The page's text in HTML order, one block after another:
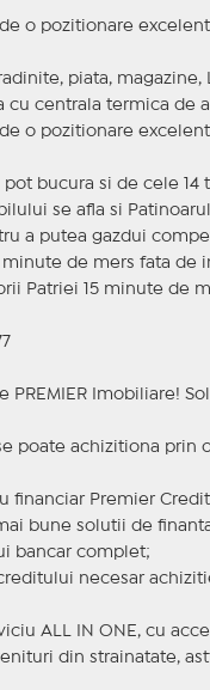
o pozitionare
piata,
cu centrala termica de
o pozitionare
bucura si de cele 14
se afla si
a putea gazdui
minute de mers fata de
Patriei 15 minute de
PREMIER Imobiliare!
poate achizitiona prin
financiar Premier
bune solutii de
bancar complet;
necesar
ALL IN ONE, cu
din strainatate,